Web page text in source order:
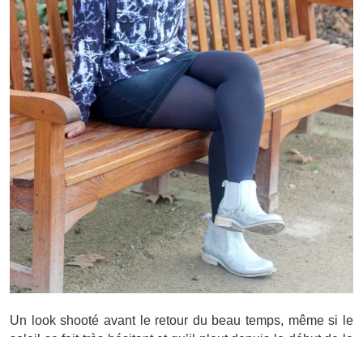
Un look shooté avant le retour du beau temps, même si le